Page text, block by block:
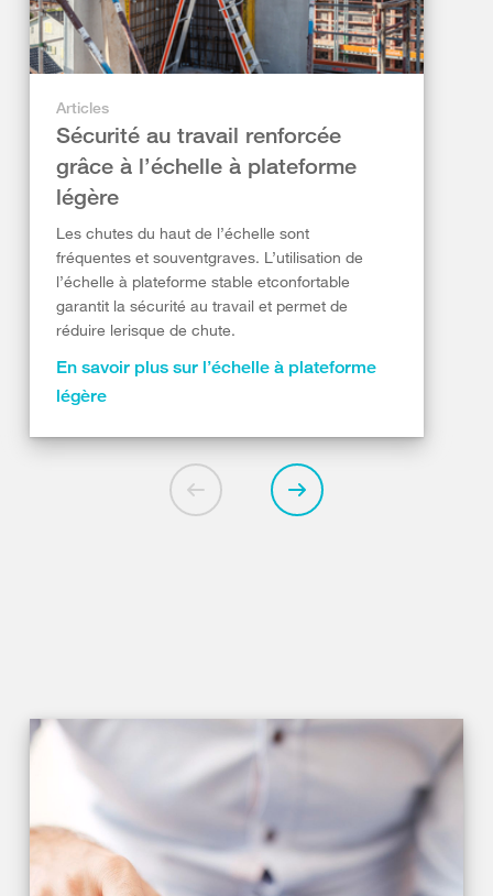
Articles
Sécurité au travail renforcée
grâce à l’échelle à plateforme
légère
Les chutes du haut de l’échelle sont
fréquentes et souventgraves. L’utilisation de
l’échelle à plateforme stable etconfortable
garantit la sécurité au travail et permet de
réduire lerisque de chute.
En savoir plus sur l’échelle à plateforme
légère